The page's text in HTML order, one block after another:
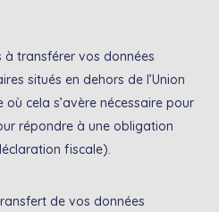
transférer vos données
situés en dehors de l’Union
cela s’avère nécessaire pour
répondre à une obligation
fiscale).
de vos données